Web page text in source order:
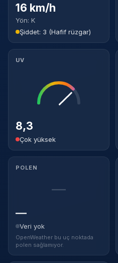
16 km/h
Yön: K
Şiddet: 3 (Hafif rüzgar)
UV
8,3
Çok yüksek
POLEN
—
—
Veri yok
OpenWeather bu uç noktada
polen sağlamıyor.